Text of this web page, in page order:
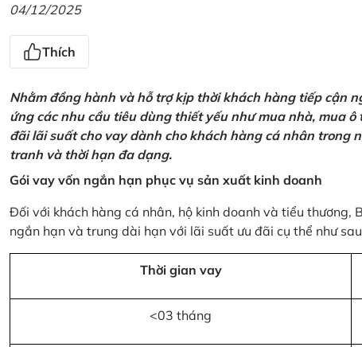
04/12/2025
Thích
Nhằm đồng hành và hỗ trợ kịp thời khách hàng tiếp cận
ứng các nhu cầu tiêu dùng thiết yếu như mua nhà, mua
đãi lãi suất cho vay dành cho khách hàng cá nhân trong
tranh và thời hạn đa dạng.
Gói vay vốn ngắn hạn phục vụ sản xuất kinh doanh
Đối với khách hàng cá nhân, hộ kinh doanh và tiểu
ngắn hạn và trung dài hạn với lãi suất ưu đãi cụ thể như
Thời gian vay
<03 tháng